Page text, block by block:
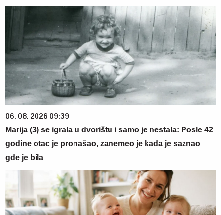
06. 08. 2026 09:39
Marija (3) se igrala u dvorištu i samo je nestala: Posle 42
godine otac je pronašao, zanemeo je kada je saznao
gde je bila